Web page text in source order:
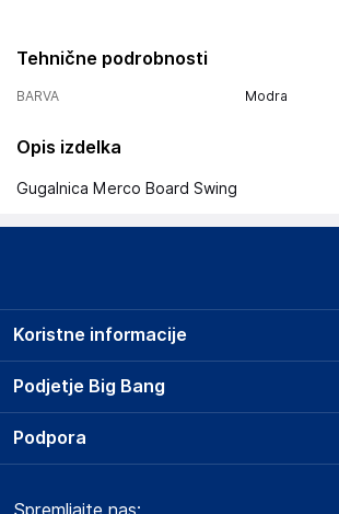
Tehnične podrobnosti
BARVA Modra
Opis izdelka
Gugalnica Merco Board Swing
Podjetje Big Bang
O podjetju
Koristne informacije
Prodajna mesta
Storitve
Dostava, vnos in odvoz
Podpora
Marketplace